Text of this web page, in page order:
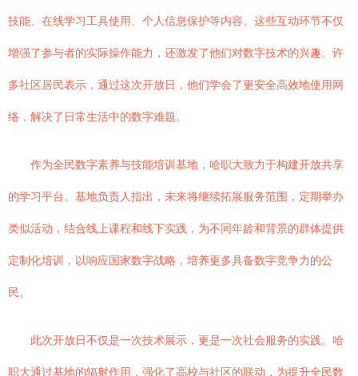
技能、在线学习工具使用、个人信息保护等内容。这些互动环节不仅
增强了参与者的实际操作能力，还激发了他们对数字技术的兴趣。许
多社区居民表示，通过这次开放日，他们学会了更安全高效地使用网
络，解决了日常生活中的数字难题。
作为全民数字素养与技能培训基地，哈职大致力于构建开放共享
的学习平台。基地负责人指出，未来将继续拓展服务范围，定期举办
类似活动，结合线上课程和线下实践，为不同年龄和背景的群体提供
定制化培训，以响应国家数字战略，培养更多具备数字竞争力的公
民。
此次开放日不仅是一次技术展示，更是一次社会服务的实践。哈
职大通过基地的辐射作用，强化了高校与社区的联动，为提升全民数